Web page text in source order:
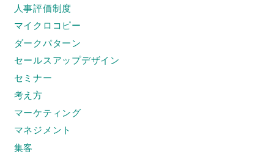
人事評価制度
マイクロコピー
ダークパターン
セールスアップデザイン
セミナー
考え方
マーケティング
マネジメント
集客